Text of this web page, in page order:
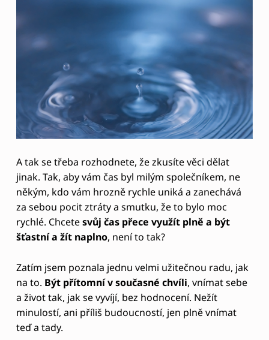
H
T
N
A
P
L
N
O
A tak se třeba rozhodnete, že zkusíte věci dělat
jinak. Tak, aby vám čas byl milým společníkem, ne
někým, kdo vám hrozně rychle uniká a zanechává
za sebou pocit ztráty a smutku, že to bylo moc
rychlé. Chcetesvůj čas přece využít plně a být
šťastní a žít naplno, není to tak?
Zatím jsem poznala jednu velmi užitečnou radu, jak
na to. Být přítomní v současné chvíli, vnímat sebe
a život tak, jak se vyvíjí, bez hodnocení. Nežít
minulostí, ani příliš budoucností, jen plně vnímat
teď a tady.